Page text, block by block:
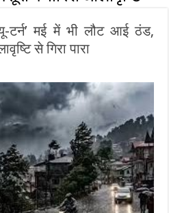
टर्न’ मई में भी लौट आई ठंड,
से गिरा पारा